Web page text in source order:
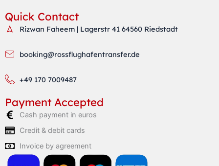
Quick Contact
Rizwan Faheem | Lagerstr 41 64560 Riedstadt
booking@rossflughafentransfer.de
+49 170 7009487
Payment Accepted
Cash payment in euros
Credit & debit cards
Invoice by agreement